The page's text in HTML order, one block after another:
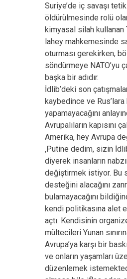
Suriye’de iç savaşı
öldürülmesinde rolü
kimyasal silah kullanan
lahey mahkemesinde
oturması gerekirken,
söndürmeye NATO’yu
başka bir adıdır.
İdlib’deki son
kaybedince ve Rus’lara
yapamayacağını
Avrupalıların kapısını
Amerika, hey Avrupa
‚Putine dedim, sizin
diyerek insanların
değiştirmek istiyor. Bu
desteğini alacağını
bulamayacağını
kendi politikasına alet
açtı. Kendisinin
mültecileri Yunan
Avrupa’ya karşı bir
ve onların yaşamları
düzenlemek